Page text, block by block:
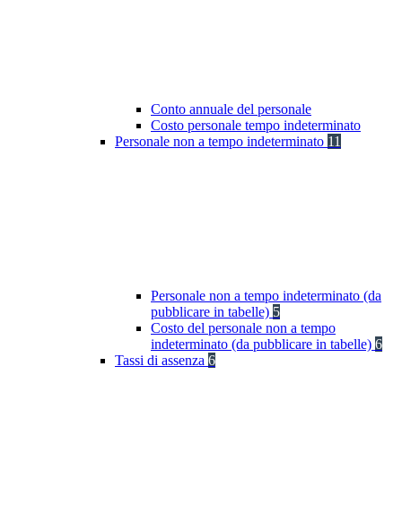
Conto annuale del personale
Costo personale tempo indeterminato
Personale non a tempo indeterminato 11
Personale non a tempo indeterminato (da
pubblicare in tabelle) 5
Costo del personale non a tempo
indeterminato (da pubblicare in tabelle) 6
Tassi di assenza 6